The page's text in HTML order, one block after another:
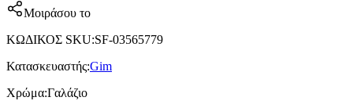
Μοιράσου το
ΚΩΔΙΚΟΣ SKU:SF-03565779
Κατασκευαστής:Gim
Χρώμα:Γαλάζιο